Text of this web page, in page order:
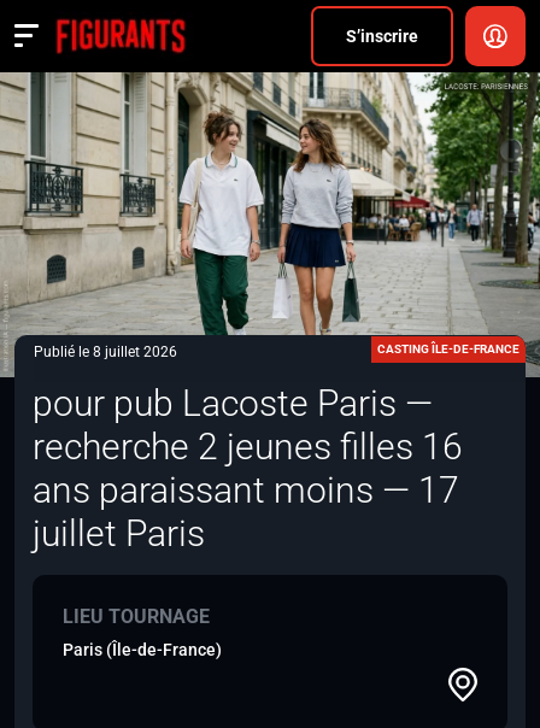
S’inscrire
Actualités
ANNONCER
FAQ
S’inscrire
CONNEXION
Publié le 8 juillet 2026 CASTING ÎLE-DE-FRANCE
pour pub Lacoste Paris —
recherche 2 jeunes filles 16
ans paraissant moins — 17
juillet Paris
LIEU TOURNAGE
Paris (Île-de-France)